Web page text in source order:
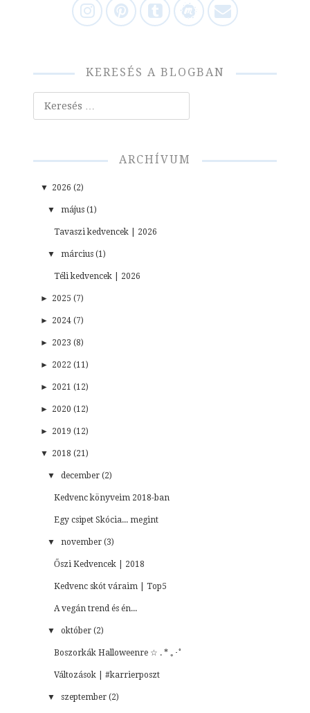
KERESÉS A BLOGBAN
Keresés
ARCHÍVUM
▼ 2026 (2)
▼ május (1)
Tavaszi kedvencek | 2026
▼ március (1)
Téli kedvencek | 2026
► 2025 (7)
► 2024 (7)
► 2023 (8)
► 2022 (11)
► 2021 (12)
► 2020 (12)
► 2019 (12)
▼ 2018 (21)
▼ december (2)
Kedvenc könyveim 2018-ban
Egy csipet Skócia... megint
▼ november (3)
Őszi Kedvencek | 2018
Kedvenc skót váraim | Top5
A vegán trend és én...
▼ október (2)
Boszorkák Halloweenre ☆ . * ｡･ﾟ
Változások | #karrierposzt
▼ szeptember (2)